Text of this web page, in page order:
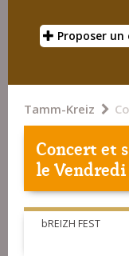
Proposer un
Tamm-Kreiz
Concert et
le
bREIZH FEST